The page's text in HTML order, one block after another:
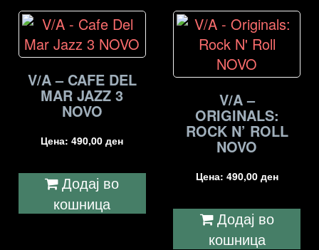
V/A – CAFE DEL
MAR JAZZ 3
NOVO
Цена:490,00ден
Додај во
кошница
V/A –
ORIGINALS:
ROCK N’ ROLL
NOVO
Цена: 490,00 ден
Додај во
кошница